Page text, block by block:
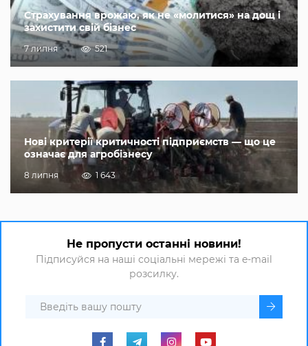
Страхування врожаю, як не «молитися» на дощ і
захистити свій бізнес
7 липня 521
Нові критерії критичності підприємств — що це
означає для агробізнесу
8 липня 1 643
Не пропусти останні новини!
Підписуйся на наші соціальні мережі та e-mail
розсилку.